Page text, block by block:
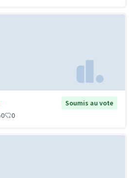
Soumis au vote
0 0